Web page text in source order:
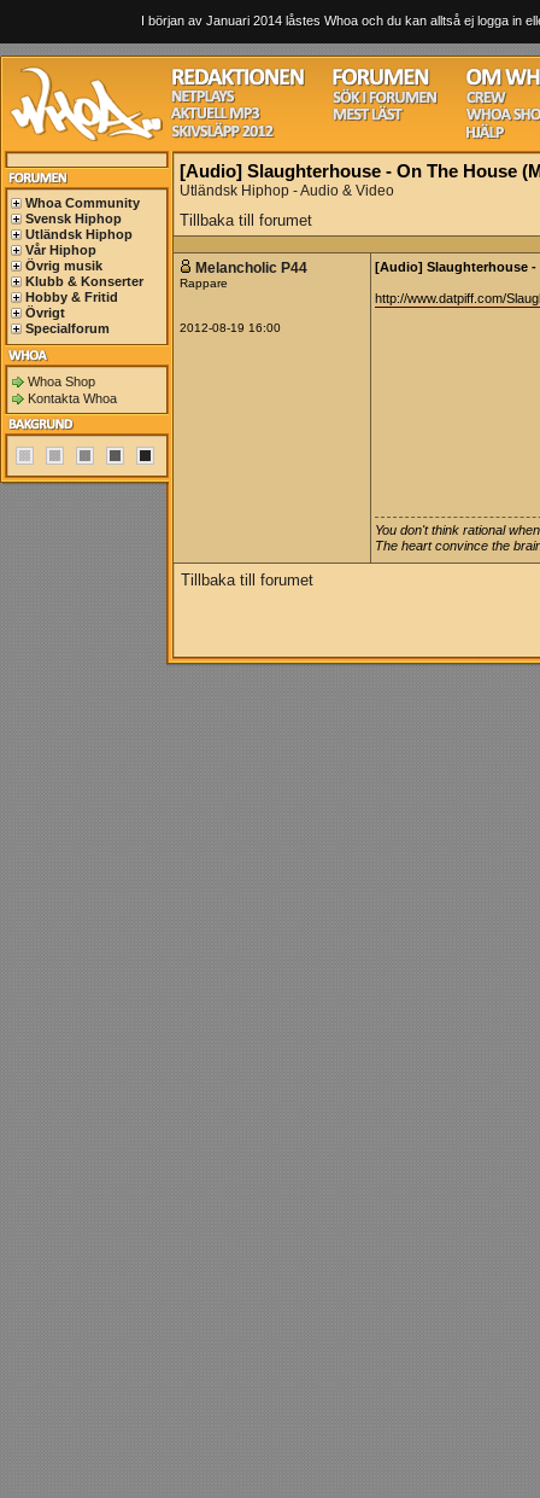
I början av Januari 2014 låstes Whoa och du kan alltså ej logga in
Whoa Community
Svensk Hiphop
Utländsk Hiphop
Vår Hiphop
Övrig musik
Klubb & Konserter
Hobby & Fritid
Övrigt
Specialforum
Whoa Shop
Kontakta Whoa
[Audio] Slaughterhouse - On The House
Utländsk Hiphop - Audio & Video
Tillbaka till forumet
Melancholic P44
Rappare
2012-08-19 16:00
[Audio] Slaughterhouse -
http://www.datpiff.com/
You don't think rational
The heart convince the
Tillbaka till forumet